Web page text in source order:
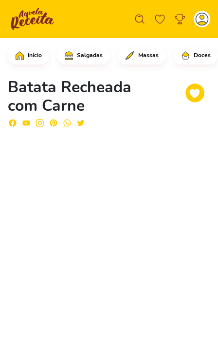
Início Salgadas Massas Doces
Batata Recheada
com Carne
Comece amassando as batatas em